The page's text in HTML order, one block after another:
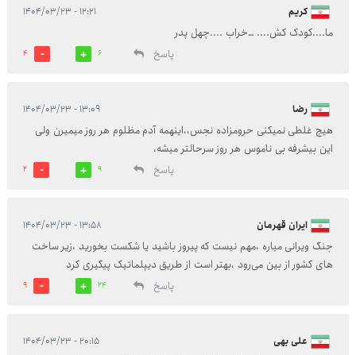
کریم ۱۲:۲۱ - ۱۴۰۴/۰۳/۲۳
ما....کودک کش.... …خراب ....چهل پدر
پاسخ
6
4
رضا ۱۳:۰۹ - ۱۴۰۴/۰۳/۲۳
هیچ غلطی نمیکنی حرومزاده نجس،،اینهمه آدم مظلوم هر روز میمیرن ولی
این بیشرفه بی ناموس هر روز سرحالتر میشه،
پاسخ
9
2
ایران قهرمان ۱۳:۵۸ - ۱۴۰۴/۰۳/۲۳
جنگ ویرانی میاره ،مهم نیست که پیروز باشید یا شکست بخورید ،زیر ساخت
های کشور از بین می‌رود ،بهتر است از طریق دیپلماتیک پیگیری کرد
پاسخ
24
9
علی بهی ۲۰:۱۵ - ۱۴۰۴/۰۳/۲۳